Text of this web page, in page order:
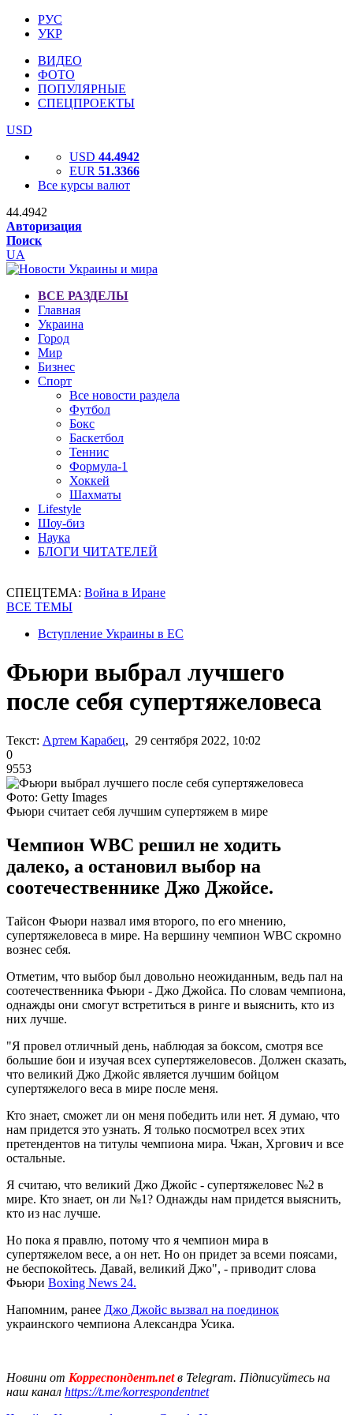
РУС
УКР
ВИДЕО
ФОТО
ПОПУЛЯРНЫЕ
СПЕЦПРОЕКТЫ
USD
USD 44.4942
EUR 51.3366
Все курсы валют
44.4942
Авторизация
Поиск
UA
ВСЕ РАЗДЕЛЫ
Главная
Украина
Город
Мир
Бизнес
Спорт
Все новости раздела
Футбол
Бокс
Баскетбол
Теннис
Формула-1
Хоккей
Шахматы
Lifestyle
Шоу-биз
Наука
БЛОГИ ЧИТАТЕЛЕЙ
СПЕЦТЕМА: Война в Иране
ВСЕ ТЕМЫ
Вступление Украины в ЕС
Фьюри выбрал лучшего
после себя супертяжеловеса
Текст: Артем Карабец, 29 сентября 2022, 10:02
0
9553
Фото: Getty Images
Фьюри считает себя лучшим супертяжем в мире
Чемпион WBC решил не ходить
далеко, а остановил выбор на
соотечественнике Джо Джойсе.
Тайсон Фьюри назвал имя второго, по его мнению,
супертяжеловеса в мире. На вершину чемпион WBC скромно
вознес себя.
Отметим, что выбор был довольно неожиданным, ведь пал на
соотечественника Фьюри - Джо Джойса. По словам чемпиона,
однажды они смогут встретиться в ринге и выяснить, кто из
них лучше.
"Я провел отличный день, наблюдая за боксом, смотря все
большие бои и изучая всех супертяжеловесов. Должен сказать,
что великий Джо Джойс является лучшим бойцом
супертяжелого веса в мире после меня.
Кто знает, сможет ли он меня победить или нет. Я думаю, что
нам придется это узнать. Я только посмотрел всех этих
претендентов на титулы чемпиона мира. Чжан, Хргович и все
остальные.
Я считаю, что великий Джо Джойс - супертяжеловес №2 в
мире. Кто знает, он ли №1? Однажды нам придется выяснить,
кто из нас лучше.
Но пока я правлю, потому что я чемпион мира в
супертяжелом весе, а он нет. Но он придет за всеми поясами,
не беспокойтесь. Давай, великий Джо", - приводит слова
Фьюри Boxing News 24.
Напомним, ранее Джо Джойс вызвал на поединок
украинского чемпиона Александра Усика.
Новини от Корреспондент.netв Telegram. Підписуйтесь на
наш канал https://t.me/korrespondentnet